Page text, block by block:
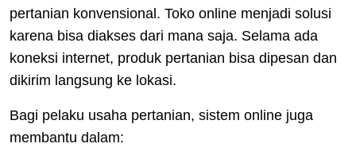
pertanian konvensional. Toko online menjadi solusi
karena bisa diakses dari mana saja. Selama ada
koneksi internet, produk pertanian bisa dipesan dan
dikirim langsung ke lokasi.
Bagi pelaku usaha pertanian, sistem online juga
membantu dalam: